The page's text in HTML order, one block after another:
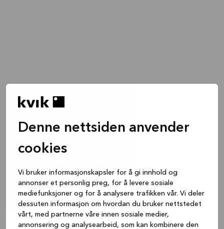
Denne nettsiden anvender
cookies
Vi bruker informasjonskapsler for å gi innhold og
annonser et personlig preg, for å levere sosiale
mediefunksjoner og for å analysere trafikken vår. Vi deler
dessuten informasjon om hvordan du bruker nettstedet
vårt, med partnerne våre innen sosiale medier,
annonsering og analysearbeid, som kan kombinere den